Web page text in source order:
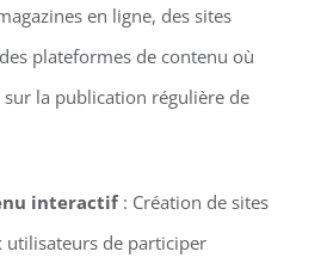
en ligne, des sites
plateformes de contenu où
sur la publication régulière de
interactif: Création de sites
utilisateurs de participer